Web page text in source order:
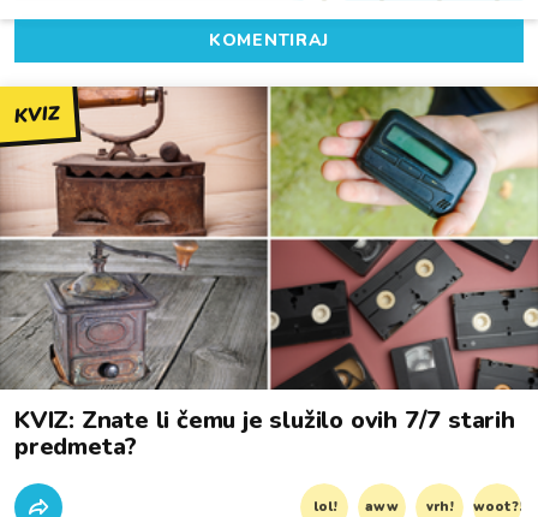
KOMENTIRAJ
KVIZ
KVIZ: Znate li čemu je služilo ovih 7/7 starih
predmeta?
lol! aww vrh! woot?!